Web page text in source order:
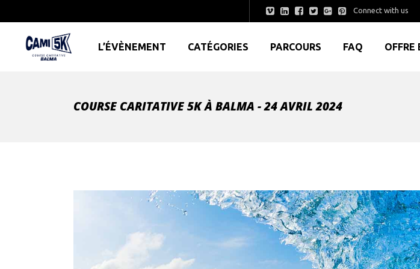
Connect with us
L’ÉVÈNEMENT CATÉGORIES PARCOURS FAQ OFFRE
COURSE CARITATIVE 5K À BALMA - 24 AVRIL 2024